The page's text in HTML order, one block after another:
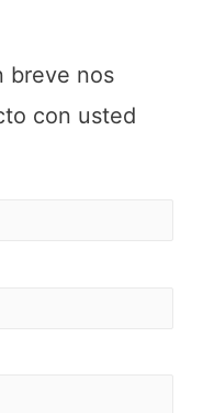
breve nos
con usted